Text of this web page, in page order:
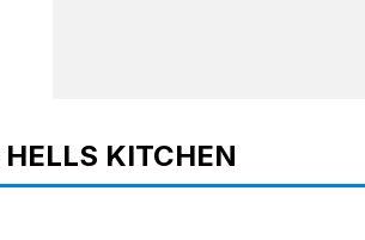
KITCHEN